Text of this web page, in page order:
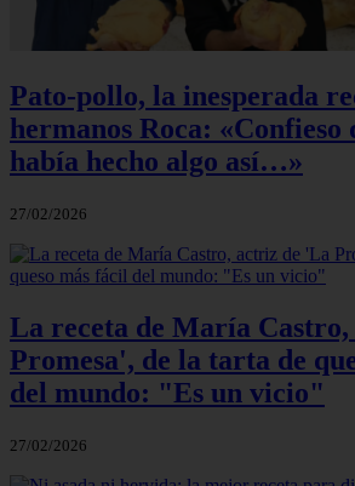
Pato-pollo, la inesperada
hermanos Roca: «Confieso
había hecho algo así…»
27/02/2026
La receta de María
Promesa', de la tarta de
del mundo: "Es un vicio"
27/02/2026